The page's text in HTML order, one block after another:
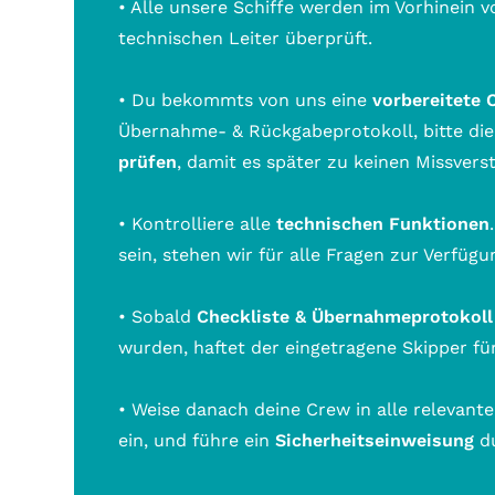
• Alle unsere Schiffe werden im Vorhinein
technischen Leiter überprüft.
• Du bekommts von uns einevorbereitete
Übernahme- & Rückgabeprotokoll, bitte
prüfen, damit es später zu keinen
• Kontrolliere alletechnischen Funktionen
sein, stehen wir für alle Fragen zur
• SobaldCheckliste &
wurden, haftet der eingetragene Skipper
• Weise danach deine Crew in alle
ein, und führe einSicherheitseinweisung